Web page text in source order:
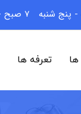
- پنج شنبه
تعرفه ها